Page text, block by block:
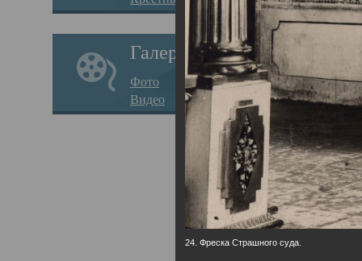
Галерея
Фото
Видео
24. Фреска Страшного суда.